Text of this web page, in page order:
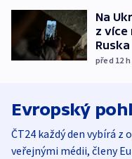
Na
z více
Ruska
před 12 h
Evropský
ČT24 každý den vybírá
veřejnými médii, členy